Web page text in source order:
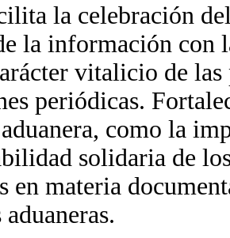
la celebración
la información con
vitalicio de las
periódicas.
como la
solidaria de
en materia